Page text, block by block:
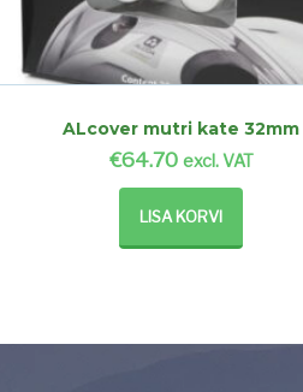
ALcover mutri kate 32mm
€64.70 excl. VAT
LISA KORVI